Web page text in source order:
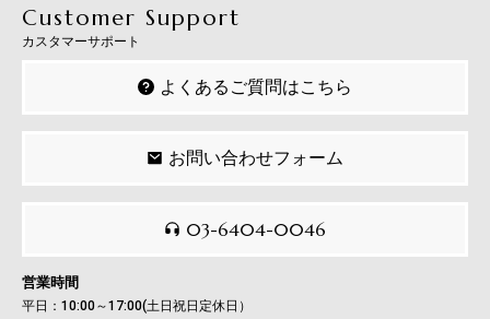
Customer Support
カスタマーサポート
よくあるご質問はこちら
お問い合わせフォーム
03-6404-0046
営業時間
平日：10:00～17:00(土日祝日定休日）